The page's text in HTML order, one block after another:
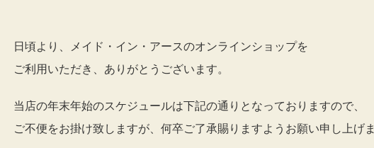
日頃より、メイド・イン・アースのオンラインショップを
ご利用いただき、ありがとうございます。
当店の年末年始のスケジュールは下記の通りとなっておりますので、
ご不便をお掛け致しますが、何卒ご了承賜りますようお願い申し上げ